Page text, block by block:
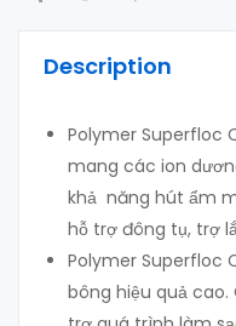
Description
Polymer Superfloc
mang các ion
khả năng hút ẩm
hỗ trợ đông tụ, trợ
Polymer Superfloc
bông hiệu quả